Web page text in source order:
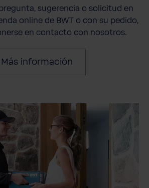
sugerencia o solicitud en
online de BWT o con su pedido,
en contacto con nosotros.
Más información